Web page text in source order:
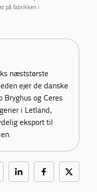
på fabrikken i
næststørste
ejer de danske
Bryghus og Ceres
i Letland,
eksport til